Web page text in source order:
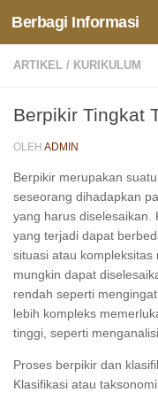
Skip to content
Berbagi Informasi
ARTIKEL / KURIKULUM
Berpikir Tingkat
OLEH ADMIN
Berpikir merupakan
seseorang dihadapkan
yang harus diselesaikan.
yang terjadi dapat
situasi atau
mungkin dapat
rendah seperti
lebih kompleks
tinggi, seperti
Proses berpikir dan
Klasifikasi atau